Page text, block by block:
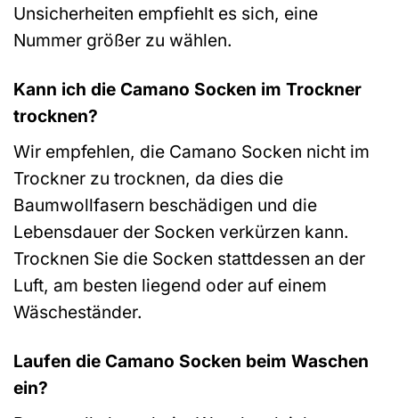
Unsicherheiten empfiehlt es sich, eine
Nummer größer zu wählen.
Kann ich die Camano Socken im Trockner
trocknen?
Wir empfehlen, die Camano Socken nicht im
Trockner zu trocknen, da dies die
Baumwollfasern beschädigen und die
Lebensdauer der Socken verkürzen kann.
Trocknen Sie die Socken stattdessen an der
Luft, am besten liegend oder auf einem
Wäscheständer.
Laufen die Camano Socken beim Waschen
ein?